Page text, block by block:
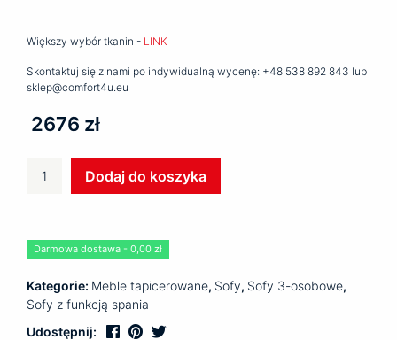
Większy wybór tkanin - LINK
Skontaktuj się z nami po indywidualną wycenę: +48 538 892 843 lub
sklep@comfort4u.eu
2676 zł
Sofa
Dodaj do koszyka
Darmowa dostawa - 0,00 zł
Kategorie: Meble tapicerowane, Sofy, Sofy 3-osobowe,
Sofy z funkcją spania
Udostępnij: